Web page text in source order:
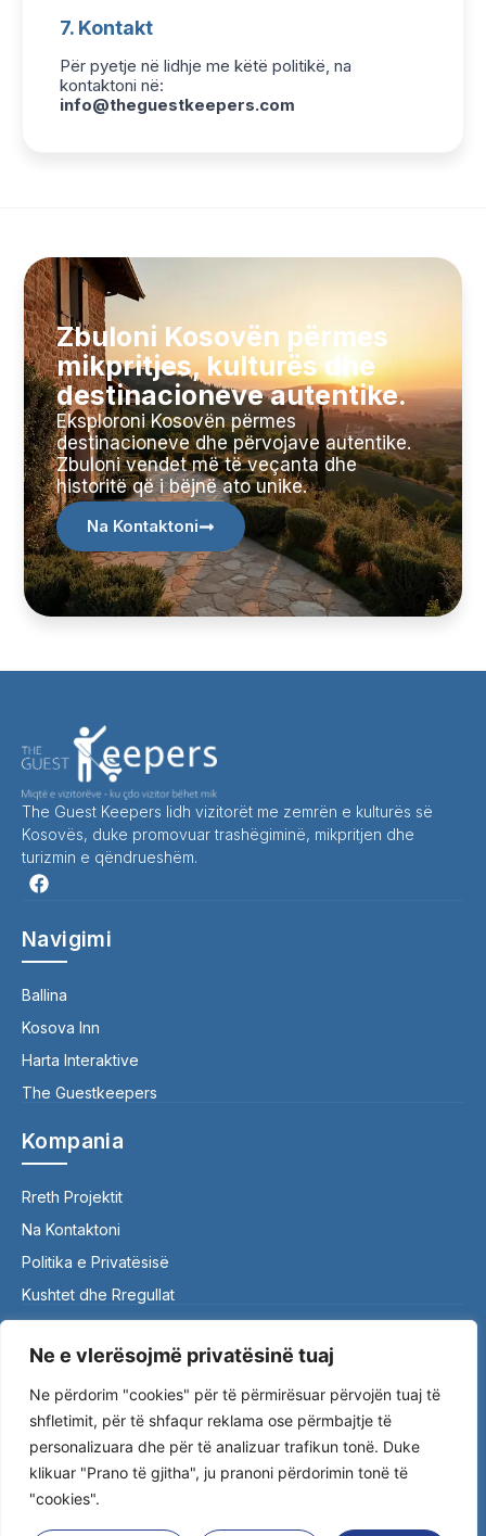
Ne e vlerësojmë privatësinë tuaj
Ne përdorim "cookies" për të përmirësuar përvojën tuaj të
shfletimit, për të shfaqur reklama ose përmbajtje të
personalizuara dhe për të analizuar trafikun tonë. Duke
klikuar "Prano të gjitha", ju pranoni përdorimin tonë të
"cookies".
7. Kontakt
Për pyetje në lidhje me këtë politikë, na
kontaktoni në:
info@theguestkeepers.com
Zbuloni Kosovën përmes
mikpritjes, kulturës dhe
destinacioneve autentike.
Eksploroni Kosovën përmes
destinacioneve dhe përvojave autentike.
Zbuloni vendet më të veçanta dhe
historitë që i bëjnë ato unike.
Na Kontaktoni
The Guest Keepers lidh vizitorët me zemrën e kulturës së
Kosovës, duke promovuar trashëgiminë, mikpritjen dhe
turizmin e qëndrueshëm.
Navigimi
Ballina
Kosova Inn
Harta Interaktive
The Guestkeepers
Kompania
Rreth Projektit
Na Kontaktoni
Politika e Privatësisë
Kushtet dhe Rregullat
Kontakti
0390 310 562 | 044 759 342
ttheguestkeepers@gmail.com
Nënë Tereza, Gjakovë 50000
rezervuara